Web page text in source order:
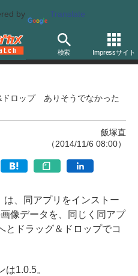
by Translate
検索 Impressサイト
ドロップ ありそうでなかった
飯塚直
（2014/11/6 08:00）
、同アプリをインストー
像データを、同じく同アプ
とドラッグ＆ドロップでコ
1.0.5。